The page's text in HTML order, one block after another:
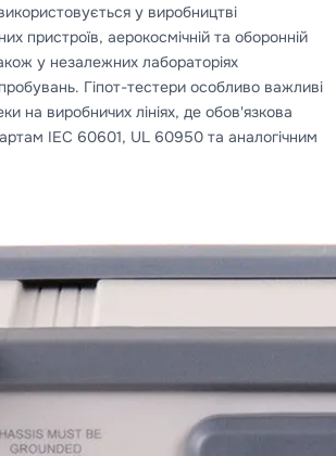
у виробництві
пристроїв, аерокосмічній та оборонній
у незалежних лабораторіях
Гіпот-тестери особливо важливі
на виробничих лініях, де обов'язкова
IEC 60601, UL 60950 та аналогічним